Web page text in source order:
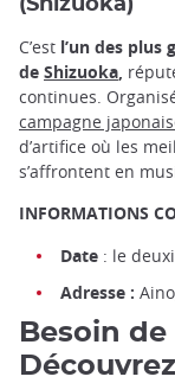
(Shizuoka)
C’est l’un des plus
de Shizuoka,
continues.
campagne
d’artifice où les
s’affrontent en
INFORMATIONS
Date : le
Adresse :
Besoin de